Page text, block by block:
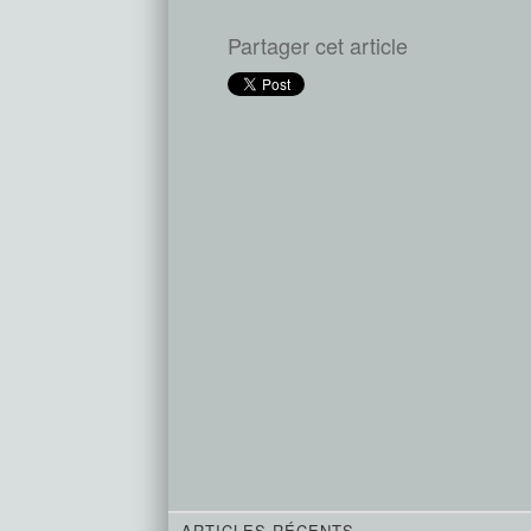
Partager cet article